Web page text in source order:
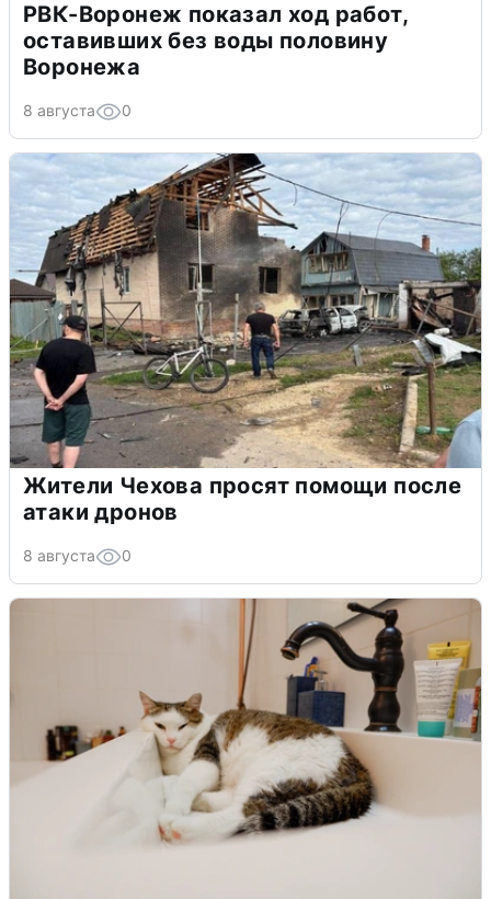
РВК-Воронеж показал ход работ,
оставивших без воды половину
Воронежа
8 августа 0
Жители Чехова просят помощи после
атаки дронов
8 августа 0